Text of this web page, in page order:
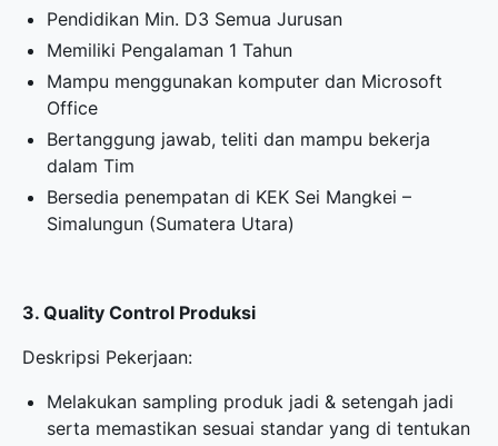
Pendidikan Min. D3 Semua Jurusan
Memiliki Pengalaman 1 Tahun
Mampu menggunakan komputer dan Microsoft
Office
Bertanggung jawab, teliti dan mampu bekerja
dalam Tim
Bersedia penempatan di KEK Sei Mangkei –
Simalungun (Sumatera Utara)
3. Quality Control Produksi
Deskripsi Pekerjaan:
Melakukan sampling produk jadi & setengah jadi
serta memastikan sesuai standar yang di tentukan